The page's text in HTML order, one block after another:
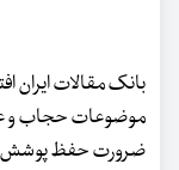
بانک مقالات ایران
موضوعات حجاب و
ضرورت حفظ پوشش زن